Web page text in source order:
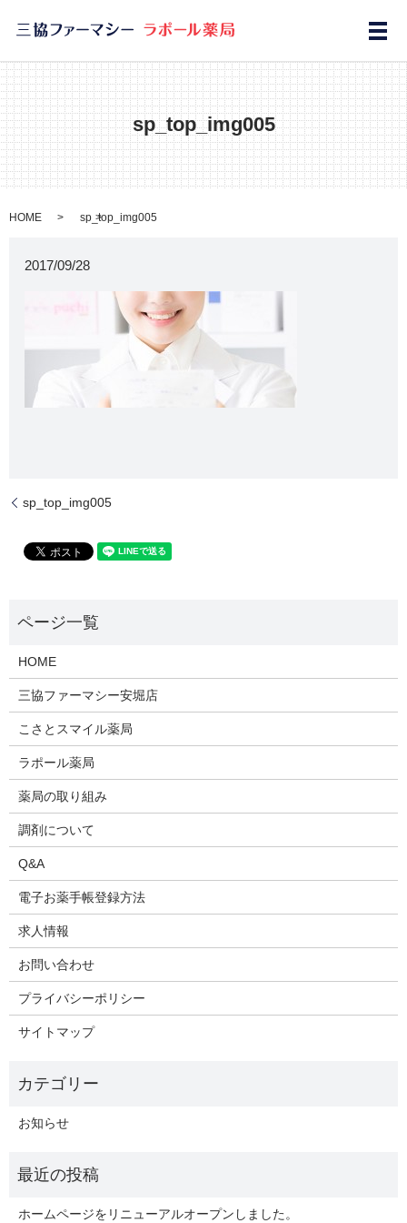
メ
sp_top_img005
HOME sp_top_img005
2017/09/28
sp_top_img005
HOME
三協ファーマシー安堀店
こさとスマイル薬局
ラポール薬局
薬局の取り組み
調剤について
Q&A
電子お薬手帳登録方法
求人情報
お問い合わせ
プライバシーポリシー
サイトマップ
お知らせ
ホームページをリニューアルオープンしました。